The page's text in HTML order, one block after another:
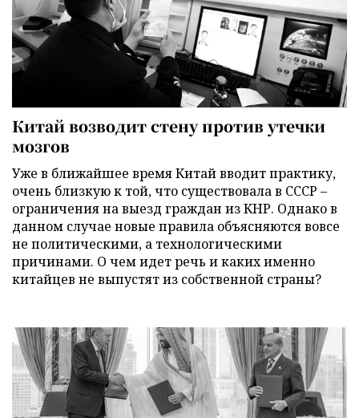
Китай возводит стену против утечки
мозгов
Уже в ближайшее время Китай вводит практику,
очень близкую к той, что существовала в СССР –
ограничения на выезд граждан из КНР. Однако в
данном случае новые правила объясняются вовсе
не политическими, а технологическими
причинами. О чем идет речь и каких именно
китайцев не выпустят из собственной страны?